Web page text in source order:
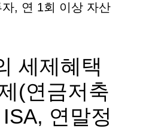
, 연 1회 이상 자산
세제혜택
(연금저축
연말정